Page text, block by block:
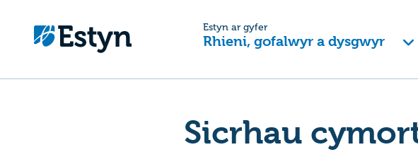
Estyn ar gyfer
Rhieni, gofalwyr a dysgwyr
Sicrhau